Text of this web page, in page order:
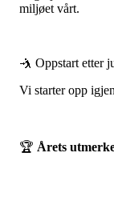
miljøet vårt.
🤺 Oppstart etter
Vi starter opp
🏆 Årets